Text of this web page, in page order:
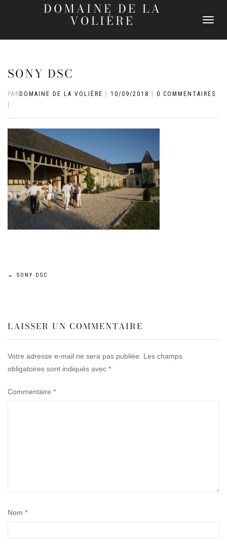
DOMAINE DE LA
VOLIÈRE
DÉPLIER
SONY DSC
PAR DOMAINE DE LA VOLIÈRE 10/09/2018
0 COMMENTAIRES
Navigation
l’article
← SONY DSC
LAISSER UN COMMENTAIRE
Votre adresse e-mail ne sera pas publiée.
Les champs
obligatoires sont indiqués avec *
Commentaire *
Nom *